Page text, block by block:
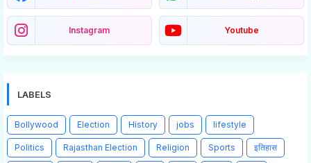
Instagram Youtube
LABELS
Bollywood Election History jobs lifestyle
Politics Rajasthan Election Religion Sports इतिहास